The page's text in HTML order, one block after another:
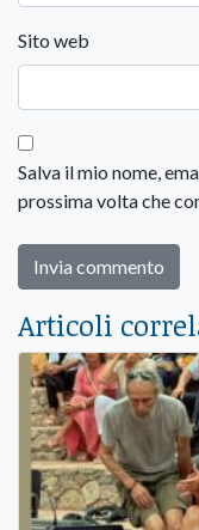
Sito web
Salva il mio nome,
prossima volta che
Articoli